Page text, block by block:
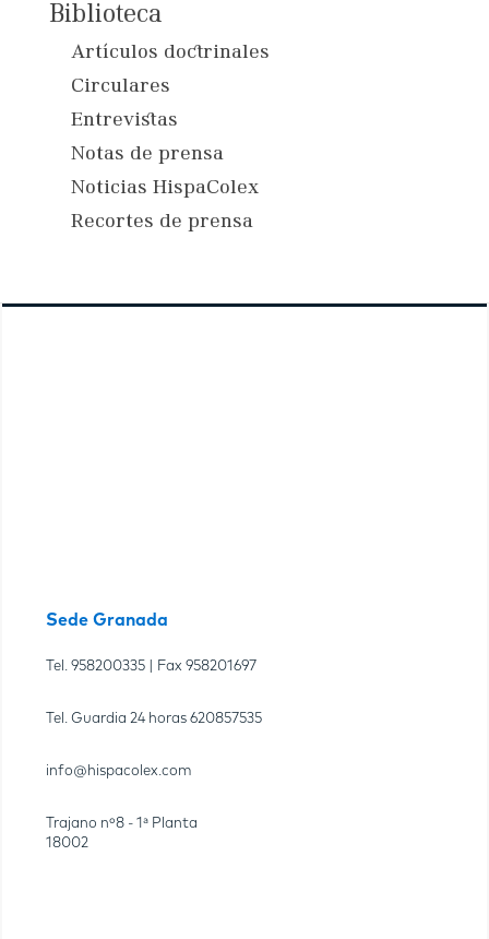
Biblioteca
Artículos doctrinales
Circulares
Entrevistas
Notas de prensa
Noticias HispaColex
Recortes de prensa
Sede Granada
Tel. 958200335 | Fax 958201697
Tel. Guardia 24 horas 620857535
info@hispacolex.com
Trajano nº8 - 1ª Planta
18002